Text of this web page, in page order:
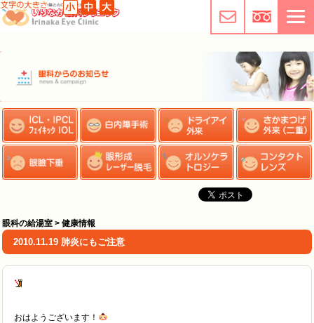
眼科の給湯室 > 健康情報
2010.11.19 肺炎にもご注意
おはようございます！